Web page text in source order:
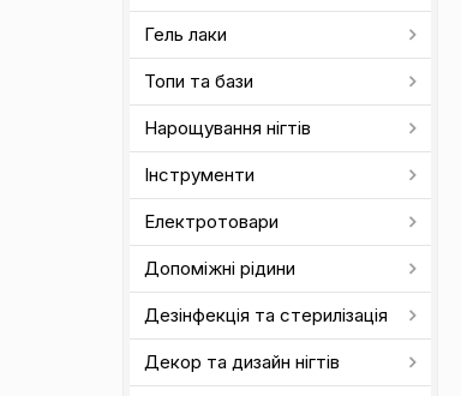
Гель лаки
Топи та бази
Нарощування нігтів
Інструменти
Електротовари
Допоміжні рідини
Дезінфекція та стерилізація
Декор та дизайн нігтів